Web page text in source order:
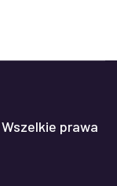
Wszelkie prawa